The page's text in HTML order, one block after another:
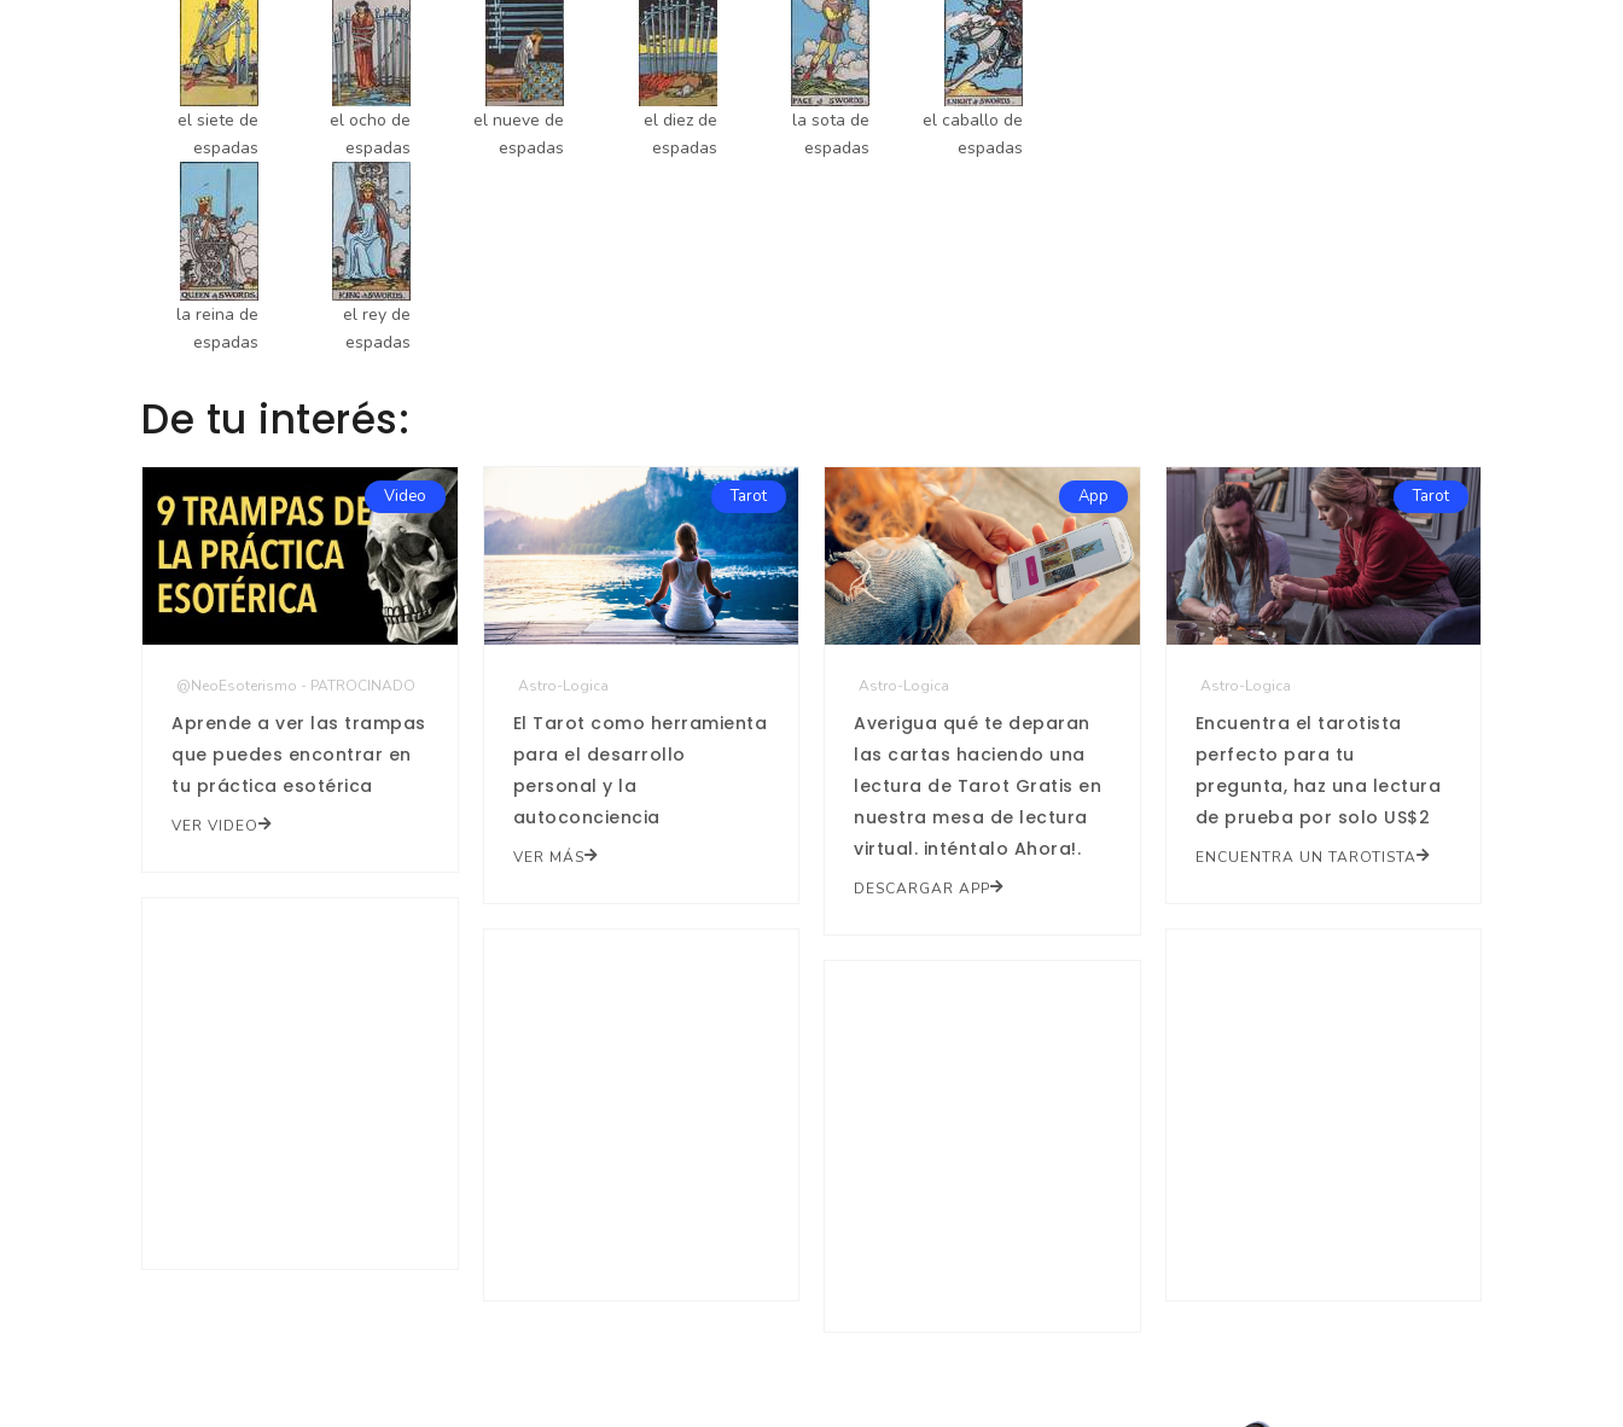
el siete de
espadas
el ocho de
espadas
el nueve de
espadas
el diez de
espadas
la sota de
espadas
el caballo de
espadas
la reina de
espadas
el rey de
espadas
De tu interés:
Video
@NeoEsoterismo - PATROCINADO
Aprende a ver las trampas
que puedes encontrar en
tu práctica esotérica
VER VIDEO
Tarot
Astro-Logica
El Tarot como herramienta
para el desarrollo
personal y la
autoconciencia
VER MÁS
App
Astro-Logica
Averigua qué te deparan
las cartas haciendo una
lectura de Tarot Gratis en
nuestra mesa de lectura
virtual. inténtalo Ahora!.
DESCARGAR APP
Tarot
Astro-Logica
Encuentra el tarotista
perfecto para tu
pregunta, haz una lectura
de prueba por solo US$2
ENCUENTRA UN TAROTISTA